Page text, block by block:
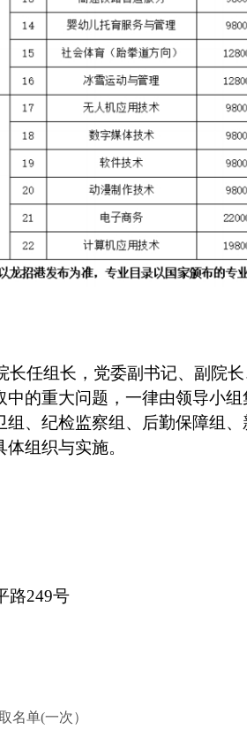
任组长，党委副书记、副院
的重大问题，一律由领导小
、纪检监察组、后勤保障组
组织与实施。
路249号
名单(一次）